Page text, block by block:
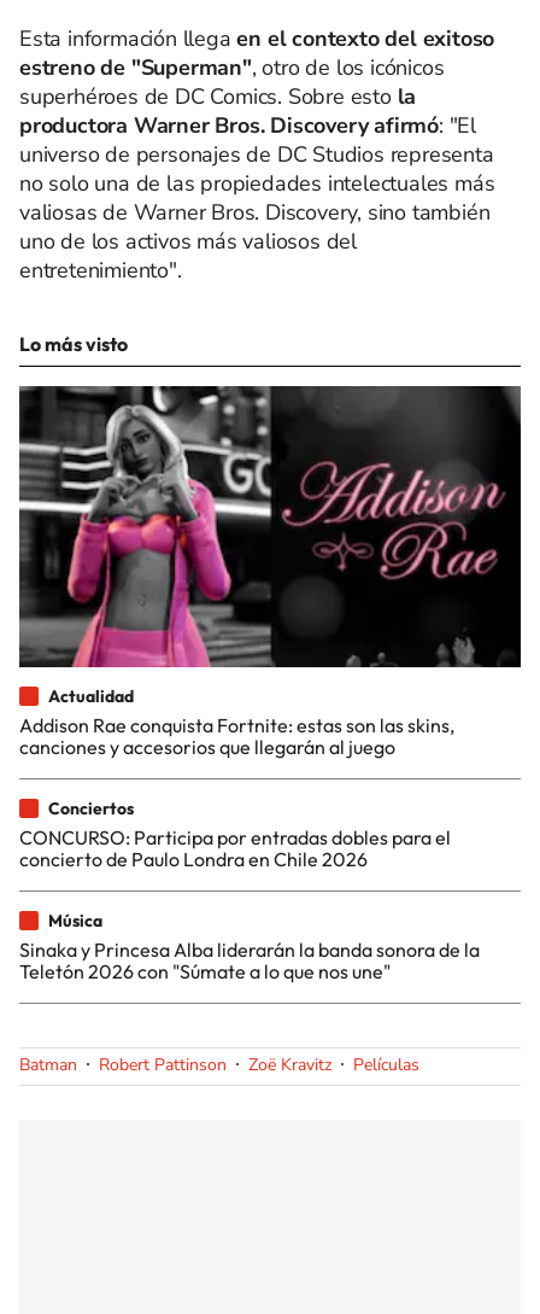
Esta información llegaen el contexto del exitoso
estreno de "Superman", otro de los icónicos
superhéroes de DC Comics. Sobre esto la
productora Warner Bros. Discovery afirmó: "El
universo de personajes de DC Studios representa
no solo una de las propiedades intelectuales más
valiosas de Warner Bros. Discovery, sino también
uno de los activos más valiosos del
entretenimiento".
Lo más visto
Actualidad
Addison Rae conquista Fortnite: estas son las skins,
canciones y accesorios que llegarán al juego
Conciertos
CONCURSO: Participa por entradas dobles para el
concierto de Paulo Londra en Chile 2026
Música
Sinaka y Princesa Alba liderarán la banda sonora de la
Teletón 2026 con "Súmate a lo que nos une"
Batman Robert Pattinson Zoë Kravitz Películas